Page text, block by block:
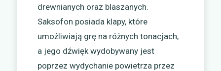
drewnianych oraz blaszanych.
Saksofon posiada klapy, które
umożliwiają grę na różnych tonacjach,
a jego dźwięk wydobywany jest
poprzez wydychanie powietrza przez